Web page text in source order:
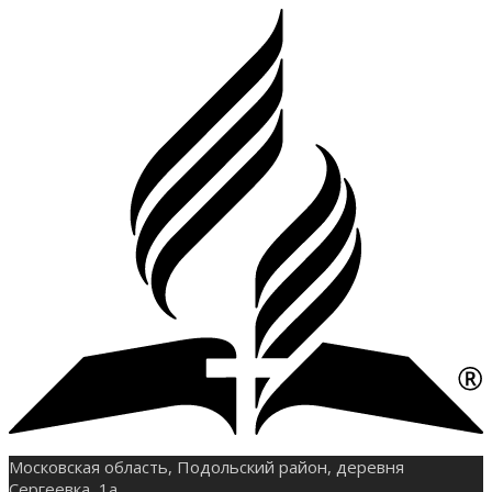
Московская область, Подольский район, деревня